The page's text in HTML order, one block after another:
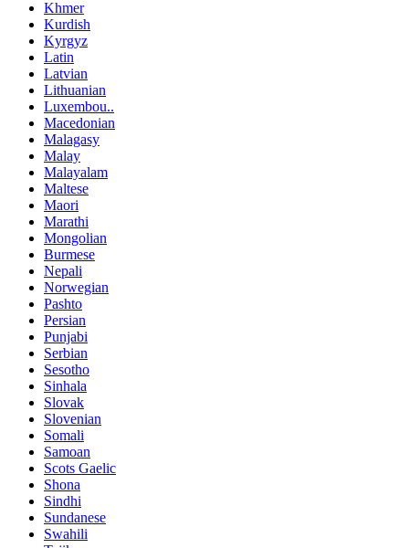
Khmer
Kurdish
Kyrgyz
Latin
Latvian
Lithuanian
Luxembou..
Macedonian
Malagasy
Malay
Malayalam
Maltese
Maori
Marathi
Mongolian
Burmese
Nepali
Norwegian
Pashto
Persian
Punjabi
Serbian
Sesotho
Sinhala
Slovak
Slovenian
Somali
Samoan
Scots Gaelic
Shona
Sindhi
Sundanese
Swahili